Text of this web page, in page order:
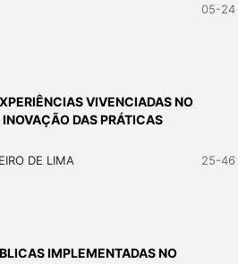
05-24
VIVENCIADAS NO
DAS PRÁTICAS
DE LIMA 25-46
IMPLEMENTADAS NO